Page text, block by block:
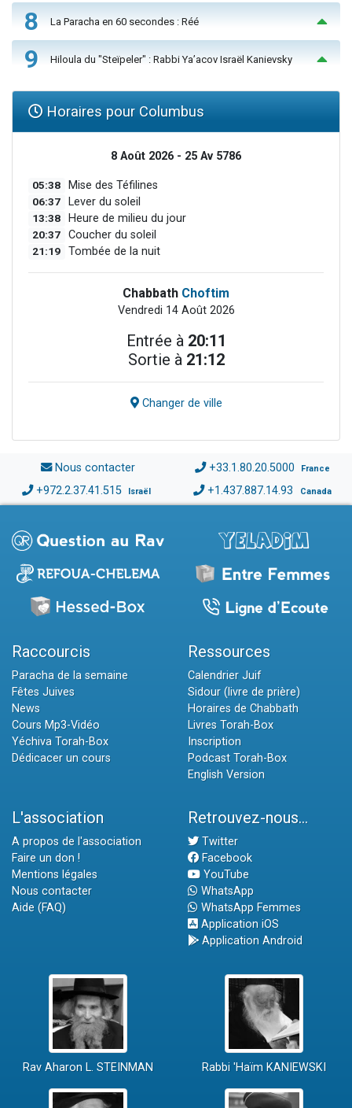
8 La Paracha en 60 secondes : Réé
9 Hiloula du "Steïpeler" : Rabbi Ya’acov Israël Kanievsky
Horaires pour Columbus
8 Août 2026 - 25 Av 5786
05:38 Mise des Téfilines
06:37 Lever du soleil
13:38 Heure de milieu du jour
20:37 Coucher du soleil
21:19 Tombée de la nuit
Chabbath Choftim
Vendredi 14 Août 2026
Entrée à 20:11
Sortie à 21:12
Changer de ville
Nous contacter +33.1.80.20.5000 France
+972.2.37.41.515 Israël +1.437.887.14.93 Canada
Raccourcis
Paracha de la semaine
Fêtes Juives
News
Cours Mp3-Vidéo
Yéchiva Torah-Box
Dédicacer un cours
Ressources
Calendrier Juif
Sidour (livre de prière)
Horaires de Chabbath
Livres Torah-Box
Inscription
Podcast Torah-Box
English Version
L'association
A propos de l'association
Faire un don !
Mentions légales
Nous contacter
Aide (FAQ)
Retrouvez-nous...
Twitter
Facebook
YouTube
WhatsApp
WhatsApp Femmes
Application iOS
Application Android
Rav Aharon L. STEINMAN Rabbi 'Haïm KANIEWSKI